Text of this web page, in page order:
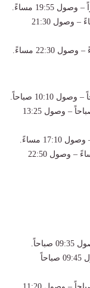
قطار 927 (إسباني مطور): قيام 19:00 مساءً – وصول 21:30
قطار 1211 (تهوية ديناميكية): قيام 10:10 صباحاً – وصول 13:25
قطار 157 (تهوية ديناميكية): قيام 19:40 مساءً – وصول 22:50
قطار 906 (VIP): قيام 07:15 صباحاً – وصول 09:45 صباحاً